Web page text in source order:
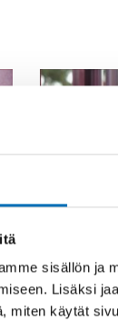
sisällön ja
Lisäksi
miten käytät